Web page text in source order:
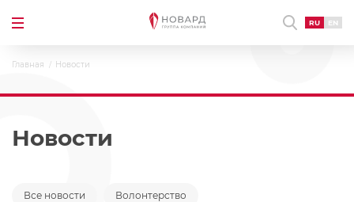
RU EN
Главная Новости
Новости
Все новости Волонтерство